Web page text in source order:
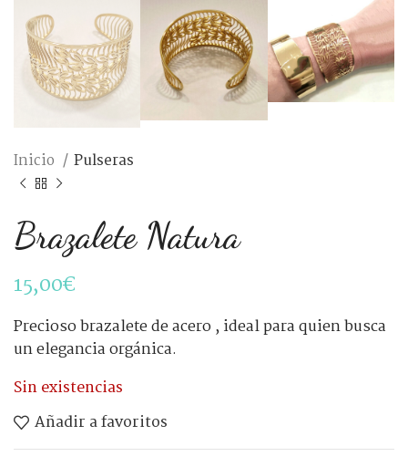
Inicio Pulseras
Brazalete Natura
15,00€
Precioso brazalete de acero , ideal para quien busca
un elegancia orgánica.
Sin existencias
Añadir a favoritos